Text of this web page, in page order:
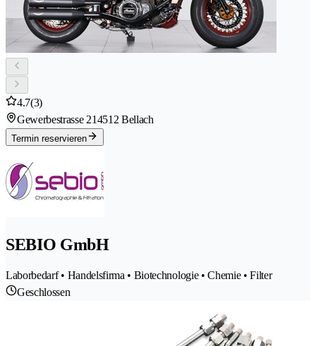
4.7(3)
Gewerbestrasse 214512 Bellach
Termin reservieren
SEBIO GmbH
Laborbedarf • Handelsfirma • Biotechnologie • Chemie • Filter
Geschlossen